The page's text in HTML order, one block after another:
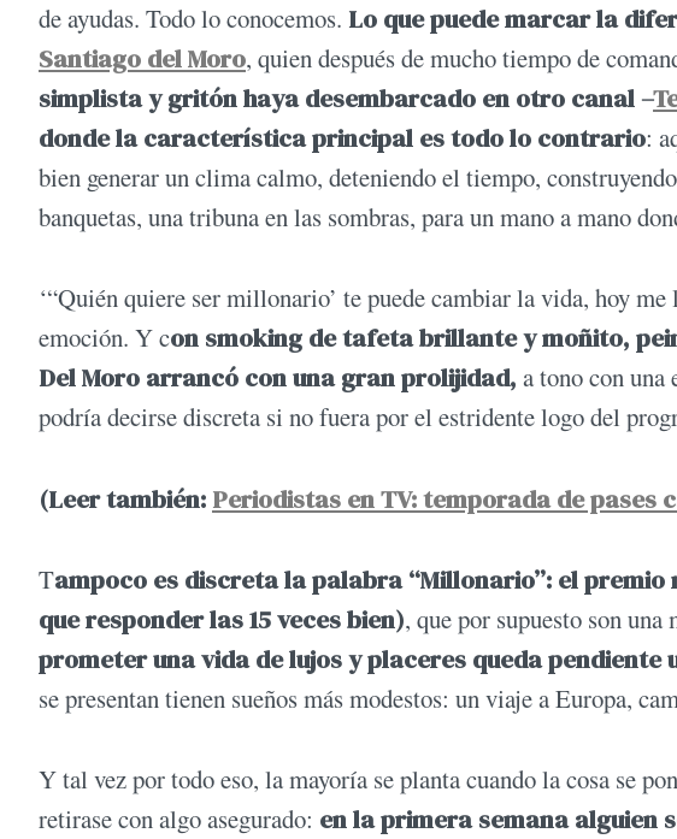
de ayudas. Todo lo conocemos. Lo que puede marcar la
Santiago del Moro, quien después de mucho tiempo de
simplista y gritón haya desembarcado en otro canal –
donde la característica principal es todo lo contrario:
bien generar un clima calmo, deteniendo el tiempo,
banquetas, una tribuna en las sombras, para un mano a mano
‘“Quién quiere ser millonario’ te puede cambiar la vida, hoy
emoción. Y con smoking de tafeta brillante y moñito,
Del Moro arrancó con una gran prolijidad, a tono con una
podría decirse discreta si no fuera por el estridente logo del
(Leer también: Periodistas en TV: temporada de pases
Tampoco es discreta la palabra “Millonario”: el
que responder las 15 veces bien), que por supuesto son
prometer una vida de lujos y placeres queda
se presentan tienen sueños más modestos: un viaje a Europa,
Y tal vez por todo eso, la mayoría se planta cuando la cosa se
retirase con algo asegurado: en la primera semana alguien